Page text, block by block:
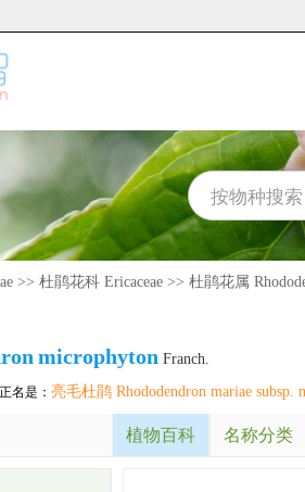
>> 杜鹃花科 Ericaceae >> 杜鹃花属
microphyton Franch.
名是： 亮毛杜鹃 Rhododendron mariae subsp.
植物百科 名称分类